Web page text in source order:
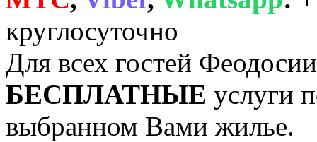
круглосуточно
Для всех гостей
БЕСПЛАТНЫЕ услуги
выбранном Вами жилье.